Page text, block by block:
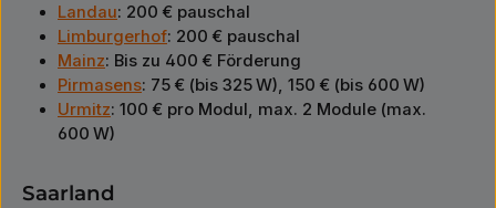
Landau: 200 € pauschal
Limburgerhof: 200 € pauschal
Mainz: Bis zu 400 € Förderung
Pirmasens: 75 € (bis 325 W), 150 € (bis 600 W)
Urmitz: 100 € pro Modul, max. 2 Module (max.
600 W)
Saarland